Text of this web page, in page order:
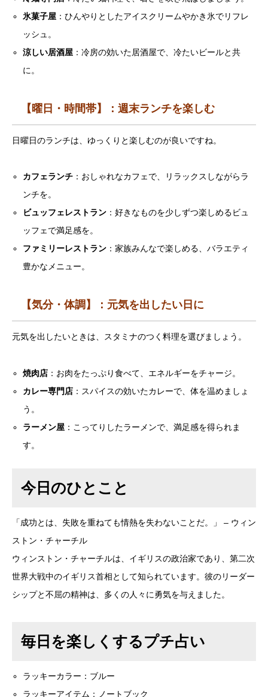
氷菓子屋 ：ひんやりとしたアイスクリームやかき氷でリフレ
ッシュ。
涼しい居酒屋 ：冷房の効いた居酒屋で、冷たいビールと共
に。
【曜日・時間帯】：週末ランチを楽しむ
日曜日のランチは、ゆっくりと楽しむのが良いですね。
カフェランチ ：おしゃれなカフェで、リラックスしながらラ
ンチを。
ビュッフェレストラン ：好きなものを少しずつ楽しめるビュ
ッフェで満足感を。
ファミリーレストラン ：家族みんなで楽しめる、バラエティ
豊かなメニュー。
【気分・体調】：元気を出したい日に
元気を出したいときは、スタミナのつく料理を選びましょう。
焼肉店 ：お肉をたっぷり食べて、エネルギーをチャージ。
カレー専門店 ：スパイスの効いたカレーで、体を温めましょ
う。
ラーメン屋 ：こってりしたラーメンで、満足感を得られま
す。
今日のひとこと
「成功とは、失敗を重ねても情熱を失わないことだ。」 – ウィン
ストン・チャーチル
ウィンストン・チャーチルは、イギリスの政治家であり、第二次
世界大戦中のイギリス首相として知られています。彼のリーダー
シップと不屈の精神は、多くの人々に勇気を与えました。
毎日を楽しくするプチ占い
ラッキーカラー：ブルー
ラッキーアイテム：ノートブック